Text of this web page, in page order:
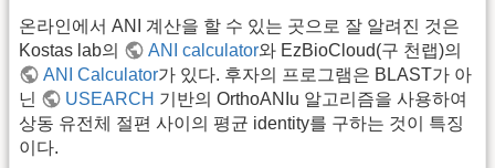
온라인에서 ANI 계산을 할 수 있는 곳으로 잘 알려진 것은
Kostas lab의
ANI calculator와 EzBioCloud(구 천랩)의
ANI Calculator가 있다. 후자의 프로그램은 BLAST가 아
닌
USEARCH 기반의 OrthoANIu 알고리즘을 사용하여
상동 유전체 절편 사이의 평균 identity를 구하는 것이 특징
이다.